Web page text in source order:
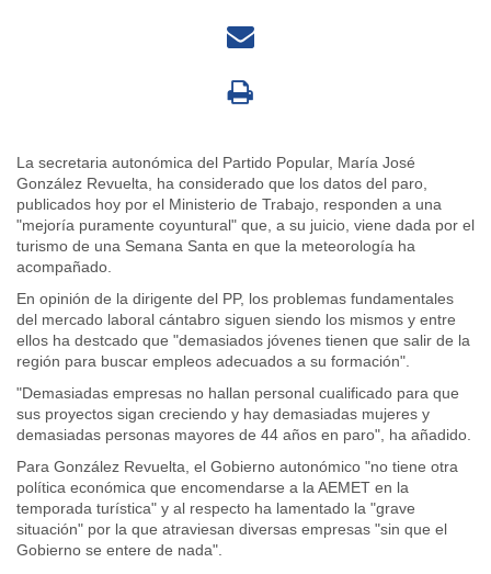
La secretaria autonómica del Partido Popular, María José
González Revuelta, ha considerado que los datos del paro,
publicados hoy por el Ministerio de Trabajo, responden a una
"mejoría puramente coyuntural" que, a su juicio, viene dada por el
turismo de una Semana Santa en que la meteorología ha
acompañado.
En opinión de la dirigente del PP, los problemas fundamentales
del mercado laboral cántabro siguen siendo los mismos y entre
ellos ha destcado que "demasiados jóvenes tienen que salir de la
región para buscar empleos adecuados a su formación".
"Demasiadas empresas no hallan personal cualificado para que
sus proyectos sigan creciendo y hay demasiadas mujeres y
demasiadas personas mayores de 44 años en paro", ha añadido.
Para González Revuelta, el Gobierno autonómico "no tiene otra
política económica que encomendarse a la AEMET en la
temporada turística" y al respecto ha lamentado la "grave
situación" por la que atraviesan diversas empresas "sin que el
Gobierno se entere de nada".